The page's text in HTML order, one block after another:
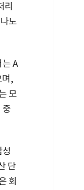
리
노
A
며,
모
중
단
회